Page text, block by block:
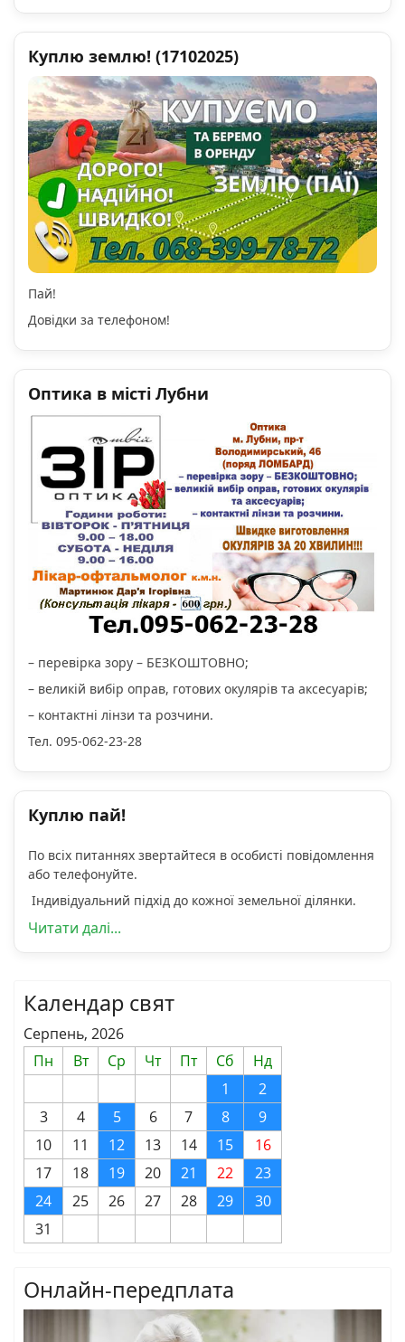
Куплю землю! (17102025)
Пай!
Довідки за телефоном!
Оптика в місті Лубни
– перевірка зору – БЕЗКОШТОВНО;
– великій вибір оправ, готових окулярів та аксесуарів;
– контактні лінзи та розчини.
Тел. 095-062-23-28
Куплю пай!
По всіх питаннях звертайтеся в особисті повідомлення
або телефонуйте.
Індивідуальний підхід до кожної земельної ділянки.
Читати далі...
Календар свят
Серпень, 2026
Пн
Вт Ср Чт Пт Сб
Нд
1
2
3
4 5 6 7 8
9
10
11 12 13 14 15
16
17
18 19 20 21 22
23
24
25 26 27 28 29
30
31
Онлайн-передплата